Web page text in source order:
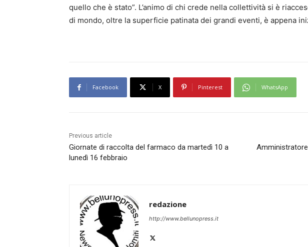
quello che è stato”. L’animo di chi crede nella collettività si è
di mondo, oltre la superficie patinata dei grandi eventi, è appena
Facebook X Pinterest WhatsApp
Previous article
Giornate di raccolta del farmaco da martedì 10 a
lunedì 16 febbraio
redazione
http://www.bellunopress.it